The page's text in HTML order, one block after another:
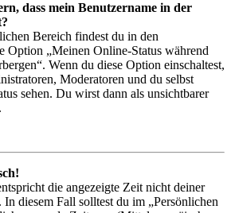
dass mein Benutzername in der
Bereich findest du in den
Option „Meinen Online-Status während
Wenn du diese Option einschaltest,
Moderatoren und du selbst
sehen. Du wirst dann als unsichtbarer
die angezeigte Zeit nicht deiner
In diesem Fall solltest du im „Persönlichen